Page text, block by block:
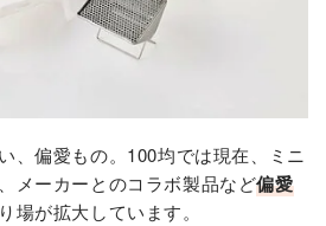
、偏愛もの。100均では現在、ミニ
メーカーとのコラボ製品など偏愛
場が拡大しています。